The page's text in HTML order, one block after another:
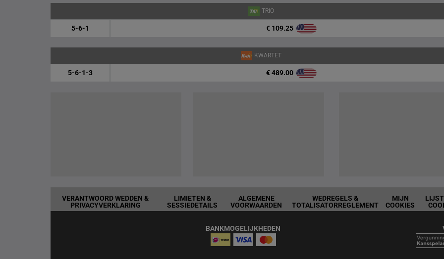
TRIO
5-6-1 € 109.25
KWARTET
5-6-1-3 € 489.00
VERANTWOORD WEDDEN &
PRIVACYVERKLARING
LIMIETEN &
SESSIEDETAILS
ALGEMENE
VOORWAARDEN
WEDREGELS &
TOTALISATORREGLEMENT
MIJN
COOKIES
BANKMOGELIJKHEDEN